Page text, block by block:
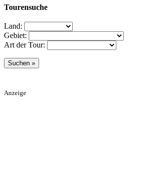
Tourensuche
Land:
Gebiet:
Art der Tour:
Anzeige